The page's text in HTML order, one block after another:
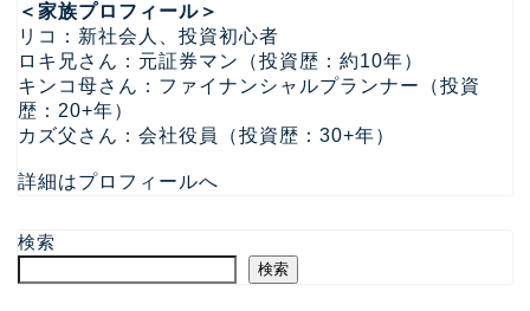
＜家族プロフィール＞
リコ：新社会人、投資初心者
ロキ兄さん：元証券マン（投資歴：約10年）
キンコ母さん：ファイナンシャルプランナー（投資
歴：20+年）
カズ父さん：会社役員（投資歴：30+年）
詳細はプロフィールへ
検索
検索